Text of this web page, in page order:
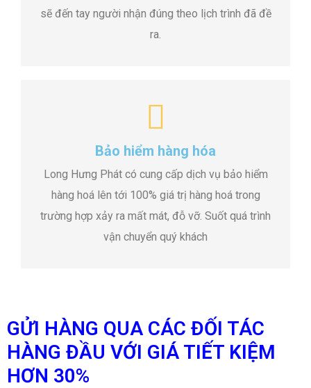
sẽ đến tay người nhận đúng theo lịch trình đã đề
ra.
Bảo hiểm hàng hóa
Long Hưng Phát có cung cấp dịch vụ bảo hiểm
hàng hoá lên tới 100% giá trị hàng hoá trong
trường hợp xảy ra mất mát, đỗ vỡ. Suốt quá trình
vận chuyển quý khách
GỬI HÀNG QUA CÁC ĐỐI TÁC
HÀNG ĐẦU VỚI GIÁ TIẾT KIỆM
HƠN 30%